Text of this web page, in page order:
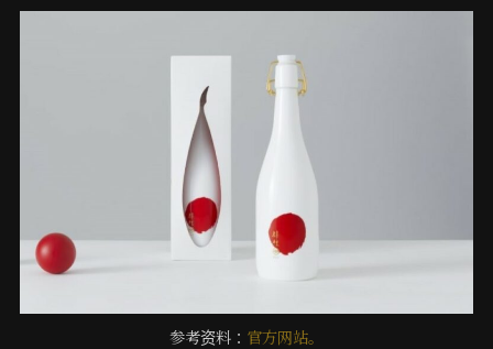
参考资料： 官方网站。